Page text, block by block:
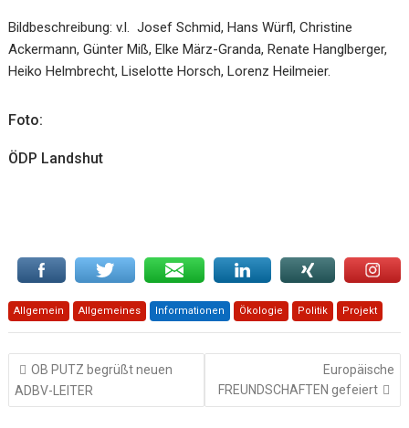
Bildbeschreibung: v.l. Josef Schmid, Hans Würfl, Christine
Ackermann, Günter Miß, Elke März-Granda, Renate Hanglberger,
Heiko Helmbrecht, Liselotte Horsch, Lorenz Heilmeier.
Foto:
ÖDP Landshut
Allgemein Allgemeines Informationen Ökologie Politik Projekt
Beitragsnavigation
OB PUTZ begrüßt neuen
ADBV-LEITER
Europäische
FREUNDSCHAFTEN gefeiert